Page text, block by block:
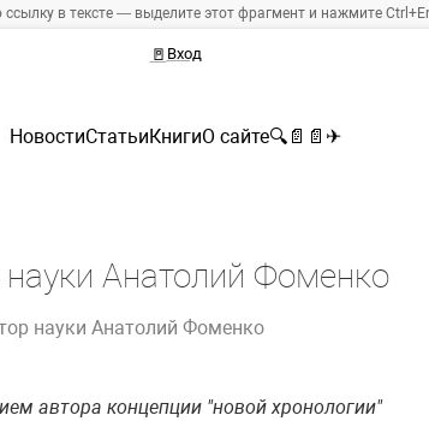
в тексте — выделите этот фрагмент и нажмите
🚪 Вход
НовостиСтатьиКнигиО сайте🔍 📄 📄 ✈
Анатолий Фоменко
науки Анатолий Фоменко
автора концепции "новой хронологии"